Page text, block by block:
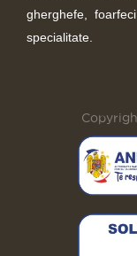
gherghefe,
specialitate.